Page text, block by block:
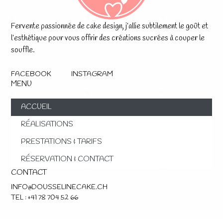
Fervente passionnée de cake design, j’allie subtilement le goût et
l’esthétique pour vous offrir des créations sucrées à couper le
souffle.
FACEBOOK INSTAGRAM
MENU
ACCUEIL
RÉALISATIONS
PRESTATIONS & TARIFS
RÉSERVATION & CONTACT
CONTACT
INFO@DOUSSELINECAKE.CH
TEL : +41 78 704 52 66